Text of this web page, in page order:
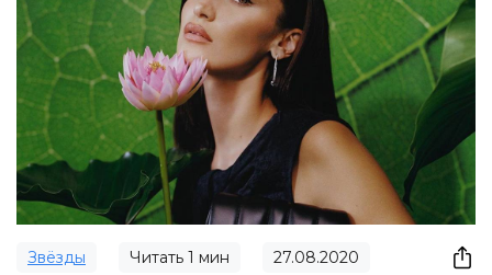
Звёзды Читать 1 мин 27.08.2020